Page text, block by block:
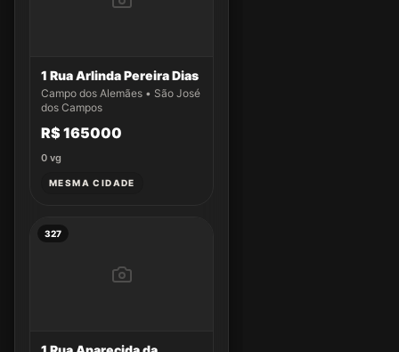
1 Rua Arlinda Pereira Dias
Campo dos Alemães • São José
dos Campos
R$ 165000
0 vg
MESMA CIDADE
327